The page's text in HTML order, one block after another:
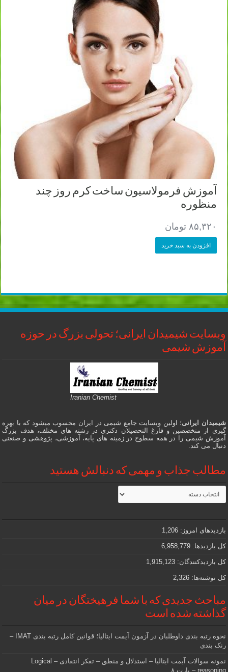
آموزش فرمولاسیون ساخت کرم روز چند
منظوره
۸۵,۳۲۰ تومان
افزودن به سبد خرید
وبسایت شیمیدان ایرانی؛ تحولی بزرگ در حوزه
آموزش شیمی
Iranian Chemist
شیمیدان ایرانی؛ اولین وبسایت جامع شیمی در ایران محسوب میشود که با بهره
گیری از متخصصین و فارغ التحصیلان دکتری در رشته های مختلف، هدف بزرگ
آموزش شیمی را در همه سطوح در زمینه های پایه، آموزشی، پژوهشی و صنعتی
دنبال می کند.
مطالب جذاب و مهمی که دنبالش هستید
مطالب
جذاب
و
که
دنبالش
هستید
بازدیدهای امروز:1,206
کل بازدیدها:6,958,779
کل بازدیدکنند‌گان:1,915,123
کل نوشته‌ها:2,326
مباحث جدیدی که با شما فرهیختگان در میان
گذاشته شده است
نحوه رتبه بندی داوطلبان در آزمون آیمت ایتالیا؛ قوانین کامل رتبه بندی IMAT –
رنک بندی
نمونه سوالات آیمت ایتالیا – استدلال و منطق – تفکر انتقادی – Logical
reasoning – پارت ۸